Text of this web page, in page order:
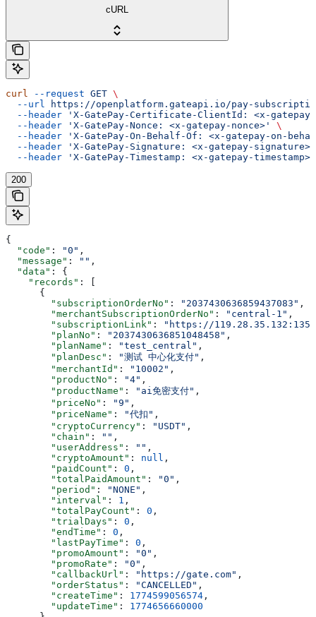
cURL
curl --request GET \
  --url
https://openplatform.gateapi.io/pay-
  --header
'X-GatePay-Certificate-ClientId: <x-
  --header
'X-GatePay-Nonce: <x-gatepay-nonce>'
\
  --header
'X-GatePay-On-Behalf-Of: <x-gatepay-on-
  --header
'X-GatePay-Signature: <x-gatepay-signature>'
  --header
'X-GatePay-Timestamp: <x-gatepay-timestamp>'
200
{
  "code"
: "0" ,
  "message"
: "" ,
  "data"
: {
    "records"
: [
      {
        "subscriptionOrderNo"
: "2037430636859437083" ,
        "merchantSubscriptionOrderNo"
: "central-1" ,
        "subscriptionLink"
:
"https://
        "planNo"
: "2037430636851048458" ,
        "planName"
: "test_central" ,
        "planDesc"
: "测试 中心化支付" ,
        "merchantId"
: "10002" ,
        "productNo"
: "4" ,
        "productName"
: "ai免密支付" ,
        "priceNo"
: "9" ,
        "priceName"
: "代扣" ,
        "cryptoCurrency"
: "USDT" ,
        "chain"
: "" ,
        "userAddress"
: "" ,
        "cryptoAmount"
: null ,
        "paidCount"
: 0 ,
        "totalPaidAmount"
: "0" ,
        "period"
: "NONE" ,
        "interval"
: 1 ,
        "totalPayCount"
: 0 ,
        "trialDays"
: 0 ,
        "endTime"
: 0 ,
        "lastPayTime"
: 0 ,
        "promoAmount"
: "0" ,
        "promoRate"
: "0" ,
        "callbackUrl"
: "https://gate.com" ,
        "orderStatus"
: "CANCELLED" ,
        "createTime"
: 1774599056574 ,
        "updateTime"
: 1774656660000